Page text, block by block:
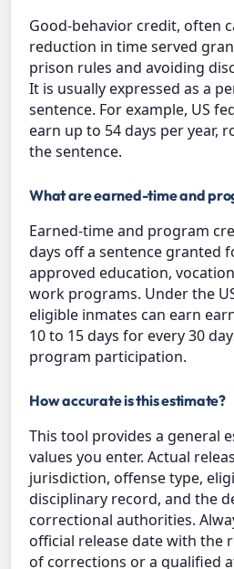
Good-behavior credit, often
reduction in time served
prison rules and avoiding
It is usually expressed as a
sentence. For example, US
earn up to 54 days per year,
the sentence.
What are earned-time and
Earned-time and program
days off a sentence granted
approved education,
work programs. Under the
eligible inmates can earn
10 to 15 days for every 30
program participation.
How accurate is this estimate?
This tool provides a general
values you enter. Actual
jurisdiction, offense type,
disciplinary record, and the
correctional authorities.
official release date with the
of corrections or a qualified